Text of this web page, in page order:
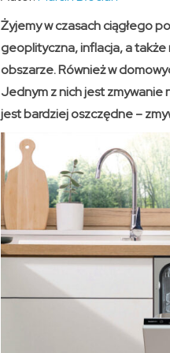
Żyjemy w czasach ciągłego
geoplityczna, inflacja, a także
obszarze. Również w
Jednym z nich jest zmywanie
jest bardziej oszczędne –